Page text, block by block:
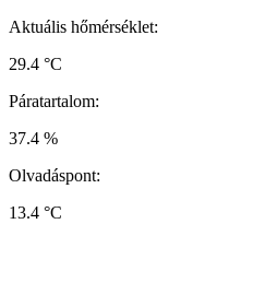
Aktuális hőmérséklet:
29.4 °C
Páratartalom:
37.4 %
Olvadáspont:
13.4 °C